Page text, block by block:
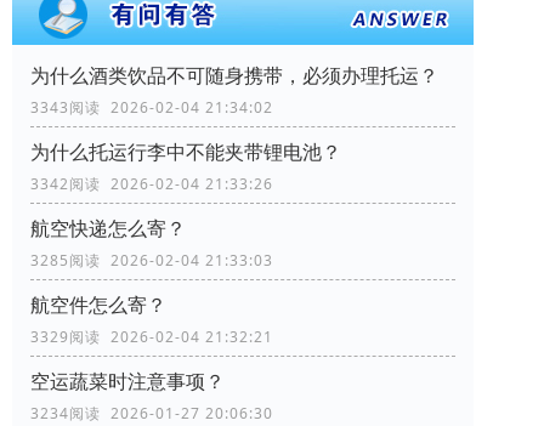
为什么酒类饮品不可随身携带，必须办理托运？
3343阅读 2026-02-04 21:34:02
为什么托运行李中不能夹带锂电池？
3342阅读 2026-02-04 21:33:26
航空快递怎么寄？
3285阅读 2026-02-04 21:33:03
航空件怎么寄？
3329阅读 2026-02-04 21:32:21
空运蔬菜时注意事项？
3234阅读 2026-01-27 20:06:30